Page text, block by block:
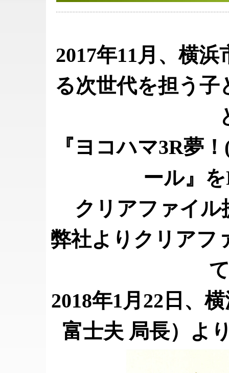
2017年11月、横
る次世代を担う
『ヨコハマ3R夢
ール』
クリアファイル
弊社よりクリアフ
2018年1月22日、
富士夫 局長）よ